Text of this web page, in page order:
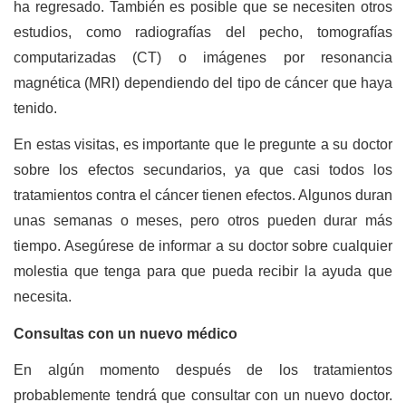
ha regresado. También es posible que se necesiten otros
estudios, como radiografías del pecho, tomografías
computarizadas (CT) o imágenes por resonancia
magnética (MRI) dependiendo del tipo de cáncer que haya
tenido.
En estas visitas, es importante que le pregunte a su doctor
sobre los efectos secundarios, ya que casi todos los
tratamientos contra el cáncer tienen efectos. Algunos duran
unas semanas o meses, pero otros pueden durar más
tiempo. Asegúrese de informar a su doctor sobre cualquier
molestia que tenga para que pueda recibir la ayuda que
necesita.
Consultas con un nuevo médico
En algún momento después de los tratamientos
probablemente tendrá que consultar con un nuevo doctor.